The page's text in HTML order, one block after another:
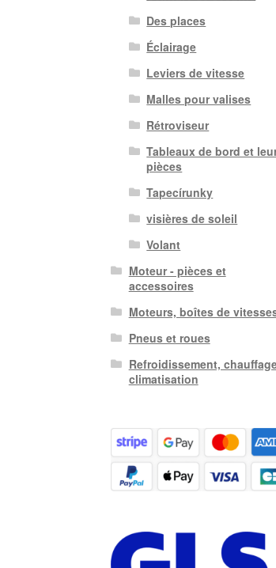
Des places
Éclairage
Leviers de vitesse
Malles pour valises
Rétroviseur
Tableaux de bord et
pièces
Tapecírunky
visières de soleil
Volant
Moteur - pièces et
accessoires
Moteurs, boîtes de
Pneus et roues
Refroidissement,
climatisation